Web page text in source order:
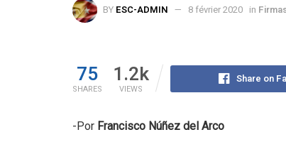
BY ESC-ADMIN 8 février 2020 in
75
SHARES
1.2k
VIEWS
Share on
-Por Francisco Núñez del Arco